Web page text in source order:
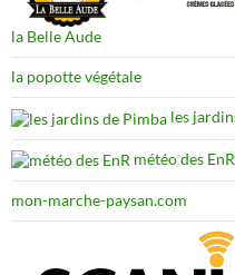
la Belle Aude
la popotte végétale
les
météo des EnR
mon-marche-paysan.com